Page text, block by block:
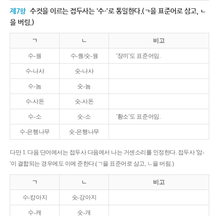
제7항 수컷을 이르는 접두사는 '수-'로 통일한다.(ㄱ을 표준어로 삼고, ㄴ
을 버림.)
ㄱ ㄴ 비고
수-꿩 수-퀑/숫-꿩 '장끼'도 표준어임.
수-나사 숫-나사
수-놈 숫-놈
수-사돈 숫-사돈
수-소 숫-소 '황소'도 표준어임.
수-은행나무 숫-은행나무
다만 1. 다음 단어에서는 접두사 다음에서 나는 거센소리를 인정한다. 접두사 '암-
'이 결합되는 경우에도 이에 준한다.(ㄱ을 표준어로 삼고, ㄴ을 버림.)
ㄱ ㄴ 비고
수-캉아지 숫-강아지
수-캐 숫-개